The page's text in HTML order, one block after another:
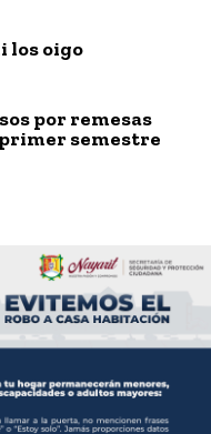
los oigo
por remesas
semestre